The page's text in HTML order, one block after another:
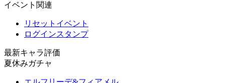
イベント関連
リセットイベント
ログインスタンプ
最新キャラ評価
夏休みガチャ